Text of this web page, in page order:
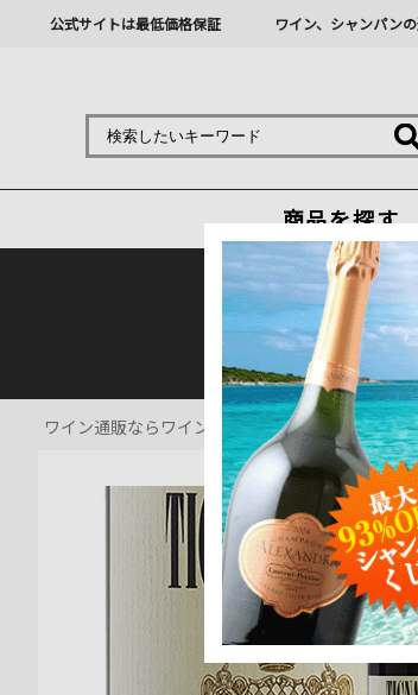
公式サイトは最低価格保証 ワイン、シャンパン
商品を探す
熊本地震の
ワイン通販ならワインショップソムリエ > 赤ワ